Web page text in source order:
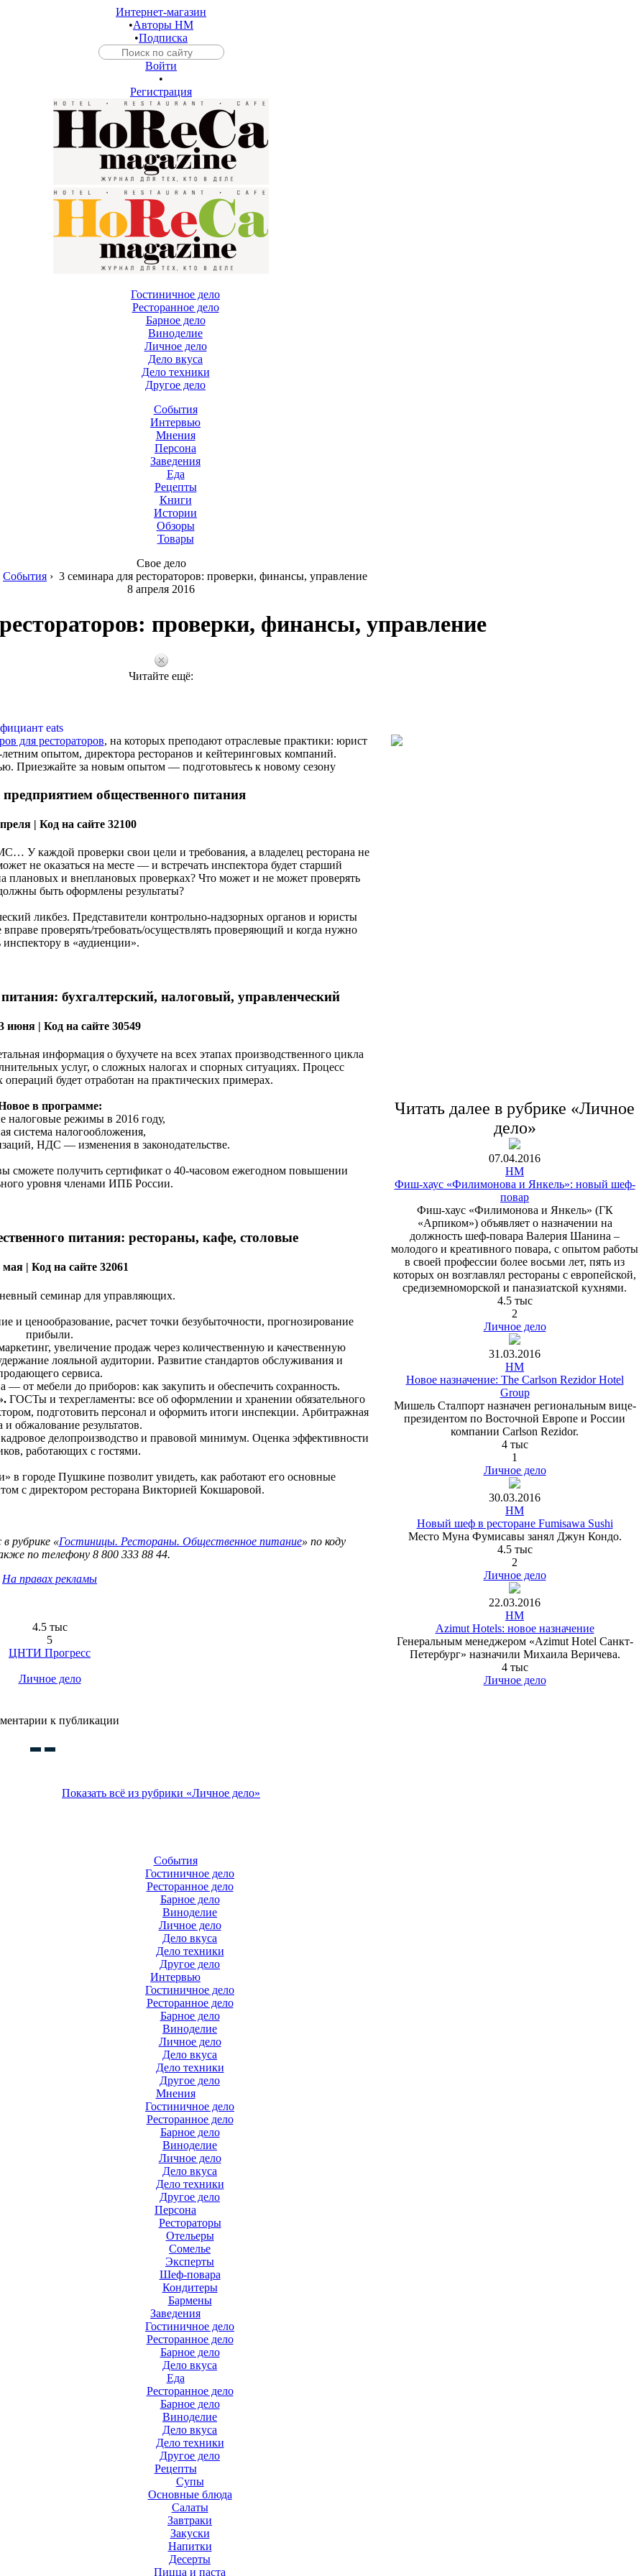
Интернет-магазин
•Авторы HM
•Подписка
Войти
•
Регистрация
Гостиничное дело
Ресторанное дело
Барное дело
Виноделие
Личное дело
Дело вкуса
Дело техники
Другое дело
События
Интервью
Мнения
Персона
Заведения
Еда
Рецепты
Книги
Истории
Обзоры
Товары
Свое дело
События › 3 семинара для рестораторов: проверки, финансы, управление
8 апреля 2016
проверки, финансы, управление
Читайте ещё:
eats
для рестораторов, на которых преподают отраслевые практики: юрист
опытом, директора ресторанов и кейтеринговых компаний.
Приезжайте за новым опытом — подготовьтесь к новому сезону
общественного питания
| Код на сайте 32100
У каждой проверки свои цели и требования, а владелец ресторана не
не оказаться на месте — и встречать инспектора будет старший
плановых и внеплановых проверках? Что может и не может проверять
быть оформлены результаты?
ликбез. Представители контрольно-надзорных органов и юристы
вправе проверять/требовать/осуществлять проверяющий и когда нужно
инспектору в «аудиенции».
бухгалтерский, налоговый, управленческий
июня | Код на сайте 30549
информация о бухучете на всех этапах производственного цикла
услуг, о сложных налогах и спорных ситуациях. Процесс
будет отработан на практических примерах.
в программе:
налоговые режимы в 2016 году,
система налогообложения,
НДС — изменения в законодательстве.
получить сертификат о 40-часовом ежегодном повышении
уровня членами ИПБ России.
питания: рестораны, кафе, столовые
мая | Код на сайте 32061
семинар для управляющих.
и ценообразование, расчет точки безубыточности, прогнозирование
прибыли.
увеличение продаж через количественную и качественную
лояльной аудитории. Развитие стандартов обслуживания и
сервиса.
— от мебели до приборов: как закупить и обеспечить сохранность.
ГОСТы и техрегламенты: все об оформлении и хранении обязательного
подготовить персонал и оформить итоги инспекции. Арбитражная
и обжалование результатов.
делопроизводство и правовой минимум. Оценка эффективности
работающих с гостями.
в городе Пушкине позволит увидеть, как работают его основные
с директором ресторана Викторией Кокшаровой.
рубрике «Гостиницы. Рестораны. Общественное питание» по коду
по телефону 8 800 333 88 44.
На правах рекламы
4.5 тыс
5
ЦНТИ Прогресс
Личное дело
к публикации
Читать далее в рубрике «Личное
дело»
07.04.2016
HM
Фиш-хаус «Филимонова и Янкель»: новый шеф-
повар
Фиш-хаус «Филимонова и Янкель» (ГК
«Арпиком») объявляет о назначении на
должность шеф-повара Валерия Шанина –
молодого и креативного повара, с опытом работы
в своей профессии более восьми лет, пять из
которых он возглавлял рестораны с европейской,
средиземноморской и паназиатской кухнями.
4.5 тыс
2
Личное дело
31.03.2016
HM
Новое назначение: The Carlson Rezidor Hotel
Group
Мишель Сталпорт назначен региональным вице-
президентом по Восточной Европе и России
компании Carlson Rezidor.
4 тыс
1
Личное дело
30.03.2016
HM
Новый шеф в ресторане Fumisawa Sushi
Место Муна Фумисавы занял Джун Кондо.
4.5 тыс
2
Личное дело
22.03.2016
HM
Azimut Hotels: новое назначение
Генеральным менеджером «Azimut Hotel Санкт-
Петербург» назначили Михаила Веричева.
4 тыс
Личное дело
Показать всё из рубрики «Личное дело»
События
Гостиничное дело
Ресторанное дело
Барное дело
Виноделие
Личное дело
Дело вкуса
Дело техники
Другое дело
Интервью
Гостиничное дело
Ресторанное дело
Барное дело
Виноделие
Личное дело
Дело вкуса
Дело техники
Другое дело
Мнения
Гостиничное дело
Ресторанное дело
Барное дело
Виноделие
Личное дело
Дело вкуса
Дело техники
Другое дело
Персона
Рестораторы
Отельеры
Сомелье
Эксперты
Шеф-повара
Кондитеры
Бармены
Заведения
Гостиничное дело
Ресторанное дело
Барное дело
Дело вкуса
Еда
Ресторанное дело
Барное дело
Виноделие
Дело вкуса
Дело техники
Другое дело
Рецепты
Супы
Основные блюда
Салаты
Завтраки
Закуски
Напитки
Десерты
Пицца и паста